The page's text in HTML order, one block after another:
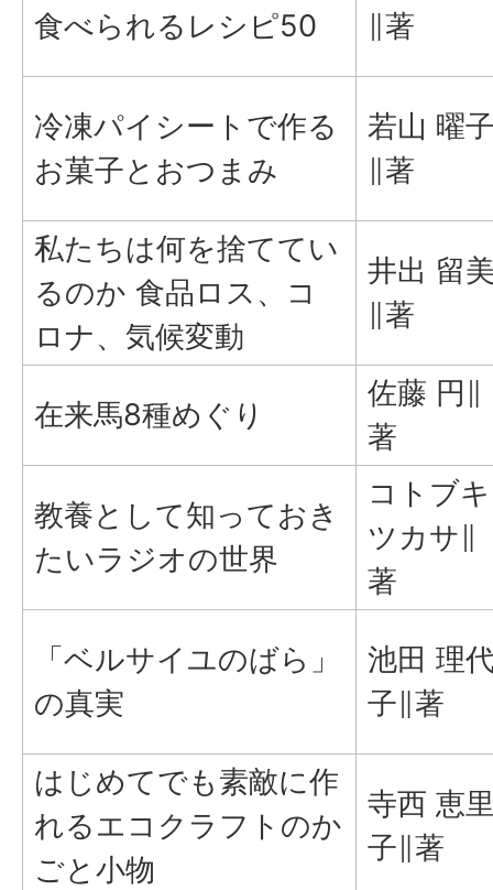
食べられるレシピ50
∥著
冷凍パイシートで作る
お菓子とおつまみ
若山 曜
∥著
私たちは何を捨ててい
るのか 食品ロス、コ
ロナ、気候変動
井出 留
∥著
在来馬8種めぐり
佐藤 円∥
著
教養として知っておき
たいラジオの世界
コトブキ
ツカサ∥
著
「ベルサイユのばら」
の真実
池田 理
子∥著
はじめてでも素敵に作
れるエコクラフトのか
ごと小物
寺西 恵
子∥著